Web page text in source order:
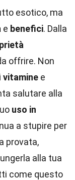
esotico, ma
e benefici. Dalla
offrire. Non
vitamine e
salutare alla
uso in
a stupire per
provata,
alla tua
come questo